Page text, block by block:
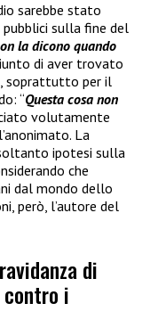
sarebbe stato
sulla fine del
la dicono quando
di aver trovato
soprattutto per il
“Questa cosa non
volutamente
La
ipotesi sulla
che
dal mondo dello
però, l’autore del
di
i